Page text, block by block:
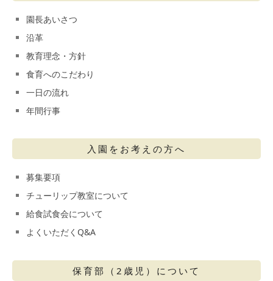
園長あいさつ
沿革
教育理念・方針
食育へのこだわり
一日の流れ
年間行事
入園をお考えの方へ
募集要項
チューリップ教室について
給食試食会について
よくいただくQ&A
保育部（2歳児）について